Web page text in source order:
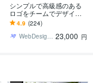
シンプルで高級感のある
ロゴをチームでデザイン
します 店舗や会社【開
業・集客UP！】セットで
クールな名刺作成もOK
4.9 (224)
WebDesign研究所 sky 23,000 円